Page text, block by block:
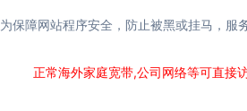
为保障网站程序安全，防止被黑或挂马，服
正常海外家庭宽带,公司网络等可直接